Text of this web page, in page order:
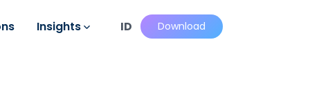
Insights ID Download